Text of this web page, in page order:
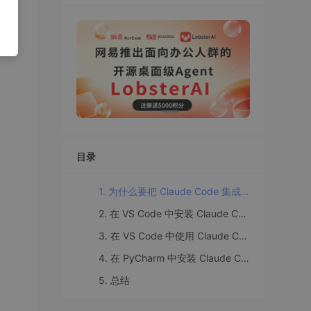
目录
1. 为什么要把 Claude Code 集成到 IDE？
2. 在 VS Code 中安装 Claude Code 扩展
3. 在 VS Code 中使用 Claude Code
4. 在 PyCharm 中安装 Claude Code 插件
5. 总结